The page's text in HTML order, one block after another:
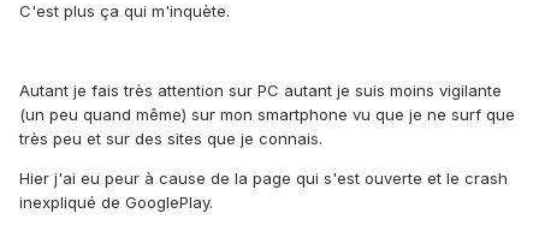
C'est plus ça qui m'inquète.
Autant je fais très attention sur PC autant je suis moins vigilante
(un peu quand même) sur mon smartphone vu que je ne surf que
très peu et sur des sites que je connais.
Hier j'ai eu peur à cause de la page qui s'est ouverte et le crash
inexpliqué de GooglePlay.